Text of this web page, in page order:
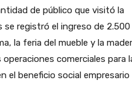
de público que visitó la
registró el ingreso de 2.500
la feria del mueble y la
comerciales para
el beneficio social empresario